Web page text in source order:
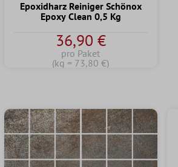
Epoxidharz Reiniger Schönox
Epoxy Clean 0,5 Kg
36,90 €
pro Paket
(kg = 73,80 €)